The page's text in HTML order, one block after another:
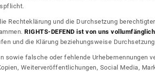
Rechteklärung und die Durchsetzung
RIGHTS-DEFEND ist von uns
und die Klärung beziehungsweise
sowie falsche oder fehlende Urhebernennungen
Weiterveröffentlichungen, Social Media,